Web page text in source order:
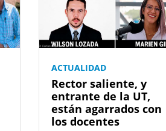
ACTUALIDAD
Rector saliente, y
entrante de la UT,
están agarrados con
los docentes